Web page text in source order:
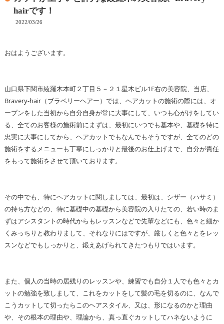
hairです！
2022/03/26
おはようございます。
山口県下関市綾羅木本町２丁目５－２１星木ビル1F右の美容院、当店、
Bravery-hair（ブラベリーヘアー）では、ヘアカットの施術の際には、オ
ープンをした当初から自分自身が常に大事にして、いつも心がけをしてい
る、全てのお客様の施術前にまずは、最初にいつでも基本や、基礎を特に
忠実に大事にしてから、ヘアカットでもなんでもそうですが、全てのどの
施術をするメニューも丁寧にしっかりと最後のお仕上げまで、自分が責任
をもって施術をさせて頂いております。
その中でも、特にヘアカットに関しましては、最初は、シザー（ハサミ）
の持ち方などの、特に基礎中の基礎から美容院の入りたての、若い時のま
ずはアシスタントの時代からもレッスンなどで先輩などにも、色々と細か
くみっちりと教わりまして、それなりにはですが、厳しくと色々とをレッ
スンなどでもしっかりと、鍛えあげられてきたつもりではいます。
また、個人の当時の居残りのレッスンや、練習でも自分１人でも色々とカ
ットの勉強を致しまして、これをカットをして髪の毛を切るのに、なんで
こうカットして切ったらこのヘアスタイル、又は、形になるのかと理由
や、その根本の理由や、理論から、真っ直ぐカットしてハネないように